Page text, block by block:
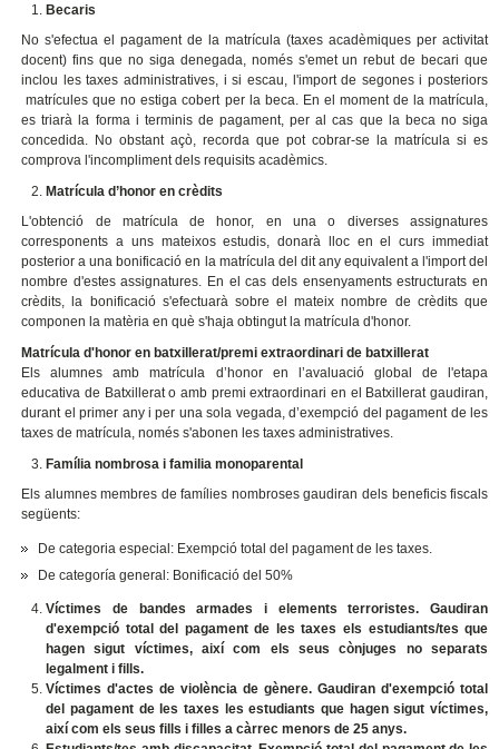
Becaris
No s'efectua el pagament de la matrícula (taxes acadèmiques per activitat
docent) fins que no siga denegada, només s'emet un rebut de becari que
inclou les taxes administratives, i si escau, l'import de segones i posteriors
matrícules que no estiga cobert per la beca. En el moment de la matrícula,
es triarà la forma i terminis de pagament, per al cas que la beca no siga
concedida. No obstant açò, recorda que pot cobrar-se la matrícula si es
comprova l'incompliment dels requisits acadèmics.
Matrícula d’honor en crèdits
L'obtenció de matrícula de honor, en una o diverses assignatures
corresponents a uns mateixos estudis, donarà lloc en el curs immediat
posterior a una bonificació en la matrícula del dit any equivalent a l'import del
nombre d'estes assignatures. En el cas dels ensenyaments estructurats en
crèdits, la bonificació s'efectuarà sobre el mateix nombre de crèdits que
componen la matèria en què s'haja obtingut la matrícula d'honor.
Matrícula d'honor en batxillerat/premi extraordinari de batxillerat
Els alumnes amb matrícula d’honor en l’avaluació global de l'etapa
educativa de Batxillerat o amb premi extraordinari en el Batxillerat gaudiran,
durant el primer any i per una sola vegada, d’exempció del pagament de les
taxes de matrícula, només s'abonen les taxes administratives.
Família nombrosa i familia monoparental
Els alumnes membres de famílies nombroses gaudiran dels beneficis fiscals
següents:
De categoria especial: Exempció total del pagament de les taxes.
De categoría general: Bonificació del 50%
Víctimes de bandes armades i elements terroristes.Gaudiran
d'exempció total del pagament de les taxes els estudiants/tes que
hagen sigut víctimes, així com els seus cònjuges no separats
legalment i fills.
Víctimes d'actes de violència de gènere.Gaudiran d'exempció total
del pagament de les taxes les estudiants que hagen sigut víctimes,
així com els seus fills i filles a càrrec menors de 25 anys.